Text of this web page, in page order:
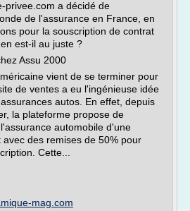
privee.com a décidé de
de l'assurance en France, en
pour la souscription de contrat
est-il au juste ?
Assu 2000
vient de se terminer pour
de ventes a eu l'ingénieuse idée
autos. En effet, depuis
la plateforme propose de
automobile d'une
des remises de 50% pour
Cette...
mag.com